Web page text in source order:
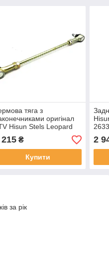
тяга з
оригінал
Hisun Stels Leopard
650 Dinli LU014008
102-0000
215₴
Купити
2
за рік